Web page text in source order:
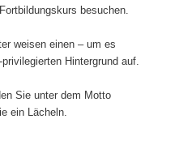
besuchen.
weisen einen – um es
Hintergrund auf.
Sie unter dem Motto
ein Lächeln.